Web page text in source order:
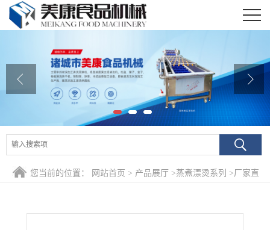
公司介绍
公司动态
产品展厅
联系我们
您当前的位置： 网站首页 > 产品展厅 >蒸煮漂烫系列 >厂家直